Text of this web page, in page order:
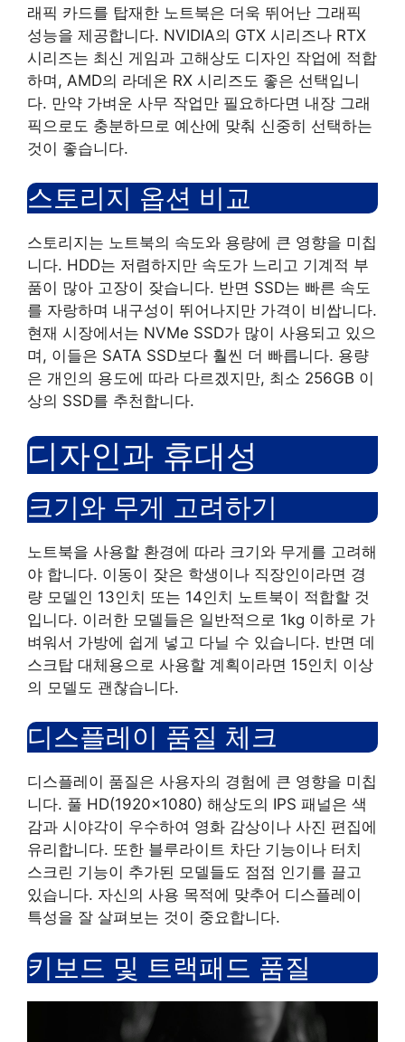
래픽 카드를 탑재한 노트북은 더욱 뛰어난 그래픽
성능을 제공합니다. NVIDIA의 GTX 시리즈나 RTX
시리즈는 최신 게임과 고해상도 디자인 작업에 적합
하며, AMD의 라데온 RX 시리즈도 좋은 선택입니
다. 만약 가벼운 사무 작업만 필요하다면 내장 그래
픽으로도 충분하므로 예산에 맞춰 신중히 선택하는
것이 좋습니다.
스토리지 옵션 비교
스토리지는 노트북의 속도와 용량에 큰 영향을 미칩
니다. HDD는 저렴하지만 속도가 느리고 기계적 부
품이 많아 고장이 잦습니다. 반면 SSD는 빠른 속도
를 자랑하며 내구성이 뛰어나지만 가격이 비쌉니다.
현재 시장에서는 NVMe SSD가 많이 사용되고 있으
며, 이들은 SATA SSD보다 훨씬 더 빠릅니다. 용량
은 개인의 용도에 따라 다르겠지만, 최소 256GB 이
상의 SSD를 추천합니다.
디자인과 휴대성
크기와 무게 고려하기
노트북을 사용할 환경에 따라 크기와 무게를 고려해
야 합니다. 이동이 잦은 학생이나 직장인이라면 경
량 모델인 13인치 또는 14인치 노트북이 적합할 것
입니다. 이러한 모델들은 일반적으로 1kg 이하로 가
벼워서 가방에 쉽게 넣고 다닐 수 있습니다. 반면 데
스크탑 대체용으로 사용할 계획이라면 15인치 이상
의 모델도 괜찮습니다.
디스플레이 품질 체크
디스플레이 품질은 사용자의 경험에 큰 영향을 미칩
니다. 풀 HD(1920×1080) 해상도의 IPS 패널은 색
감과 시야각이 우수하여 영화 감상이나 사진 편집에
유리합니다. 또한 블루라이트 차단 기능이나 터치
스크린 기능이 추가된 모델들도 점점 인기를 끌고
있습니다. 자신의 사용 목적에 맞추어 디스플레이
특성을 잘 살펴보는 것이 중요합니다.
키보드 및 트랙패드 품질